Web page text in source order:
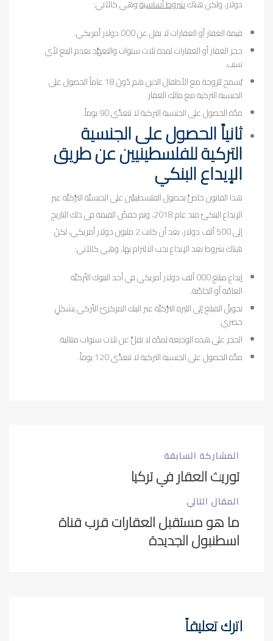
دولار، ولكن هناكشروط أساسيةوهي كالآتي:
قيمة العقار أو العقارات لا تقل عن 000 دولار أمريكي.
حجز العقار أو العقارات لمدة ثلاث سنوات والتعهُّد بعدم البيع لأي
سبب.
يُسمح للزوجة مع الأطفال الذين هم دُونَ 18 عاماً الحصول على
الجنسية التركية مع مالك العقار.
مدّة الحصول على الجنسية التركية لا تتعدَّى 90 يوماً.
ثانياً الحصول على الجنسية
التركية للفلسطينيين عن طريق
الإيداع البنكي
هذا القانون خاصُّ بحصول الفلسطينيِّين على الجنسيَّة التُّركيَّة عبر
الإيداع البنكيِّ منذ عام 2018، وتم خفضُ القيمة في ذلك التاريخ
إلى 500 ألف دولار، بعد أن كانت 2 مليون دولار أمريكي، لكنْ
هناك شروط بعد الإيداع يجب الالتزام بها، وهي كالآتي:
إيداع مبلغ 000 ألف دولار أمريكي في أحد البنوك التّركيَّة
العامّة أو الخاصّة.
تحويلُ المبلغ إلى الليرة التُّركيَّة عبر البنك المركزيّ التّركي بشكلٍ
حصري.
الحجز على هذه الوديعة لمدّة لا تقلُّ عن ثلاث سنوات متتالية.
مدَّة الحصول على الجنسية التركية لا تتعدَّى 120 يوماً.
المشاركة السابقة
توريث العقار في تركيا
المقال التالي
ما هو مستقبل العقارات قرب قناة
اسطنبول الجديدة
اترك تعليقاً